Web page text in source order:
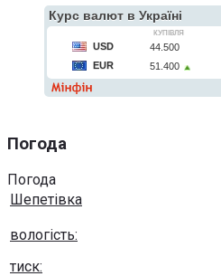
Погода
Погода
Шепетівка
вологість:
тиск: